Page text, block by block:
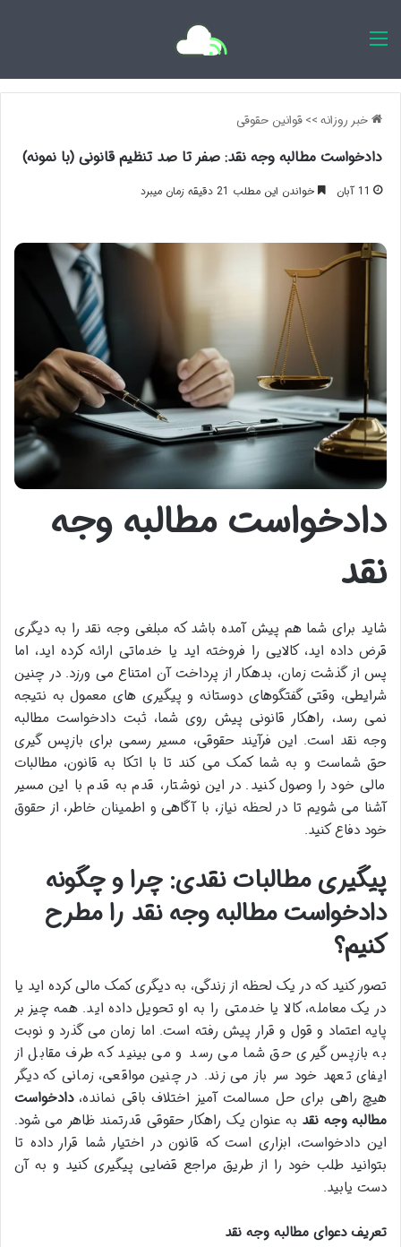
خبر روزانه>>قوانین حقوقی
دادخواست مطالبه وجه نقد: صفر تا صد تنظیم قانونی (با نمونه)
11 آبان خواندن این مطلب 21 دقیقه زمان میبرد
دادخواست مطالبه وجه
نقد
شاید برای شما هم پیش آمده باشد که مبلغی وجه نقد را به دیگری
قرض داده اید، کالایی را فروخته اید یا خدماتی ارائه کرده اید، اما
پس از گذشت زمان، بدهکار از پرداخت آن امتناع می ورزد. در چنین
شرایطی، وقتی گفتگوهای دوستانه و پیگیری های معمول به نتیجه
نمی رسد، راهکار قانونی پیش روی شما، ثبت دادخواست مطالبه
وجه نقد است. این فرآیند حقوقی، مسیر رسمی برای بازپس گیری
حق شماست و به شما کمک می کند تا با اتکا به قانون، مطالبات
مالی خود را وصول کنید. در این نوشتار، قدم به قدم با این مسیر
آشنا می شویم تا در لحظه نیاز، با آگاهی و اطمینان خاطر، از حقوق
خود دفاع کنید.
پیگیری مطالبات نقدی: چرا و چگونه
دادخواست مطالبه وجه نقد را مطرح
کنیم؟
تصور کنید که در یک لحظه از زندگی، به دیگری کمک مالی کرده اید یا
در یک معامله، کالا یا خدمتی را به او تحویل داده اید. همه چیز بر
پایه اعتماد و قول و قرار پیش رفته است. اما زمان می گذرد و نوبت
به بازپس گیری حق شما می رسد و می بینید که طرف مقابل از
ایفای تعهد خود سر باز می زند. در چنین مواقعی، زمانی که دیگر
هیچ راهی برای حل مسالمت آمیز اختلاف باقی نمانده،دادخواست
مطالبه وجه نقد به عنوان یک راهکار حقوقی قدرتمند ظاهر می شود.
این دادخواست، ابزاری است که قانون در اختیار شما قرار داده تا
بتوانید طلب خود را از طریق مراجع قضایی پیگیری کنید و به آن
دست یابید.
تعریف دعوای مطالبه وجه نقد